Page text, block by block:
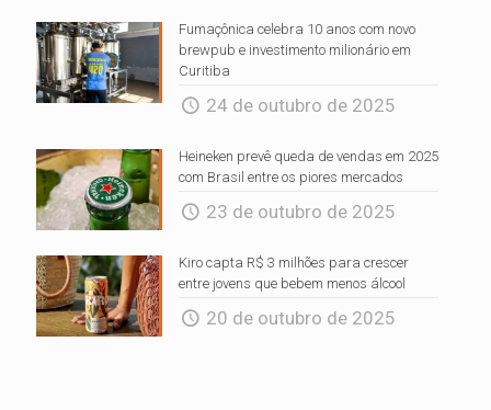
Fumaçônica celebra 10 anos com novo
brewpub e investimento milionário em
Curitiba
24 de outubro de 2025
Heineken prevê queda de vendas em 2025
com Brasil entre os piores mercados
23 de outubro de 2025
Kiro capta R$ 3 milhões para crescer
entre jovens que bebem menos álcool
20 de outubro de 2025